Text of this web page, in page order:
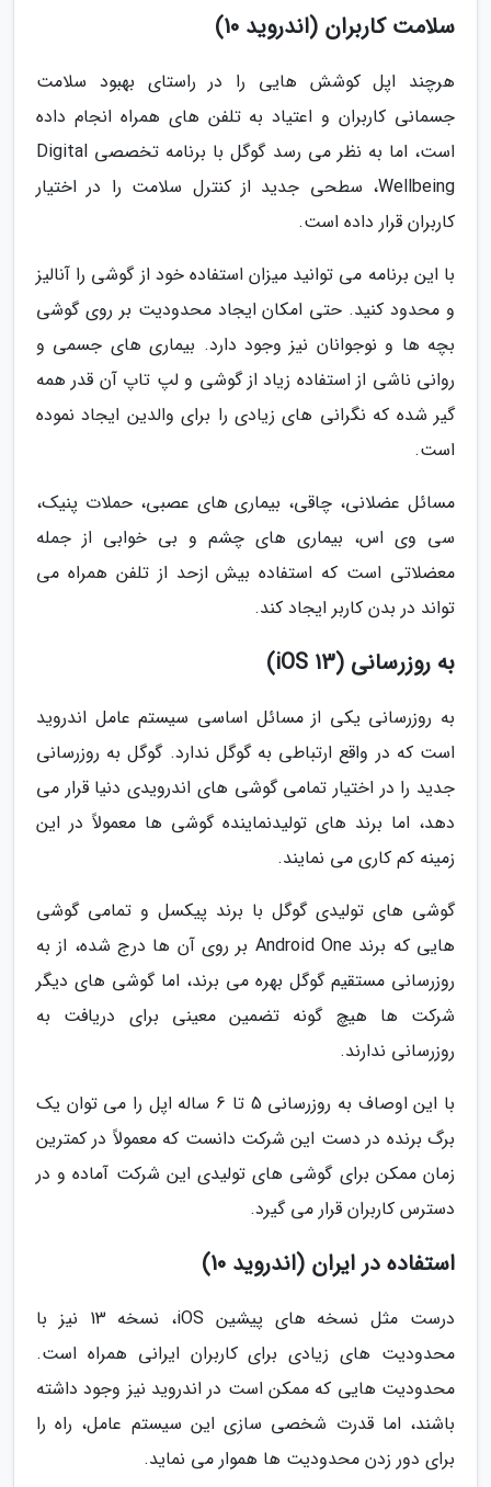
سلامت کاربران (اندروید 10)
هرچند اپل کوشش هایی را در راستای بهبود سلامت
جسمانی کاربران و اعتیاد به تلفن های همراه انجام داده
است، اما به نظر می رسد گوگل با برنامه تخصصی Digital
Wellbeing، سطحی جدید از کنترل سلامت را در اختیار
کاربران قرار داده است.
با این برنامه می توانید میزان استفاده خود از گوشی را آنالیز
و محدود کنید. حتی امکان ایجاد محدودیت بر روی گوشی
بچه ها و نوجوانان نیز وجود دارد. بیماری های جسمی و
روانی ناشی از استفاده زیاد از گوشی و لپ تاپ آن قدر همه
گیر شده که نگرانی های زیادی را برای والدین ایجاد نموده
است.
مسائل عضلانی، چاقی، بیماری های عصبی، حملات پنیک،
سی وی اس، بیماری های چشم و بی خوابی از جمله
معضلاتی است که استفاده بیش ازحد از تلفن همراه می
تواند در بدن کاربر ایجاد کند.
به روزرسانی (iOS 13)
به روزرسانی یکی از مسائل اساسی سیستم عامل اندروید
است که در واقع ارتباطی به گوگل ندارد. گوگل به روزرسانی
جدید را در اختیار تمامی گوشی های اندرویدی دنیا قرار می
دهد، اما برند های تولیدنماینده گوشی ها معمولاً در این
زمینه کم کاری می نمایند.
گوشی های تولیدی گوگل با برند پیکسل و تمامی گوشی
هایی که برند Android One بر روی آن ها درج شده، از به
روزرسانی مستقیم گوگل بهره می برند، اما گوشی های دیگر
شرکت ها هیچ گونه تضمین معینی برای دریافت به
روزرسانی ندارند.
با این اوصاف به روزرسانی 5 تا 6 ساله اپل را می توان یک
برگ برنده در دست این شرکت دانست که معمولاً در کمترین
زمان ممکن برای گوشی های تولیدی این شرکت آماده و در
دسترس کاربران قرار می گیرد.
استفاده در ایران (اندروید 10)
درست مثل نسخه های پیشین iOS، نسخه 13 نیز با
محدودیت های زیادی برای کاربران ایرانی همراه است.
محدودیت هایی که ممکن است در اندروید نیز وجود داشته
باشند، اما قدرت شخصی سازی این سیستم عامل، راه را
برای دور زدن محدودیت ها هموار می نماید.